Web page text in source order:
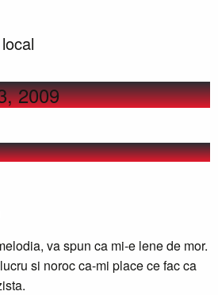
2009
va spun ca mi-e lene de mor.
si noroc ca-mi place ce fac ca